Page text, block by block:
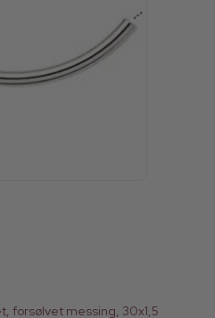
forsølvet messing, 30x1,5